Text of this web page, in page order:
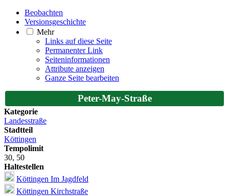
Beobachten
Versionsgeschichte
Mehr
Links auf diese Seite
Permanenter Link
Seiten­­informationen
Attribute anzeigen
Ganze Seite bearbeiten
Peter-May-Straße
Kategorie
Landesstraße
Stadtteil
Köttingen
Tempolimit
30, 50
Haltestellen
Köttingen Im Jagdfeld
Köttingen Kirchstraße